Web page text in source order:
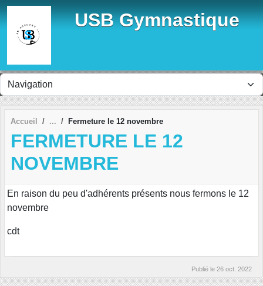
USB Gymnastique
Accueil Fermeture le 12 novembre
FERMETURE LE 12
NOVEMBRE
En raison du peu d'adhérents présents nous fermons le 12
novembre
cdt
Publié le 26 oct. 2022
Panneau de gestion des cookies